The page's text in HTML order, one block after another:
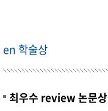
en 학술상
최우수 review 논문상